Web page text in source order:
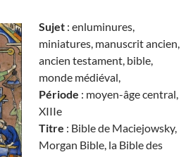
Sujet : enluminures,
miniatures, manuscrit ancien,
ancien testament, bible,
monde médiéval,
Période : moyen-âge central,
XIIIe
Titre : Bible de Maciejowsky,
Morgan Bible, la Bible des